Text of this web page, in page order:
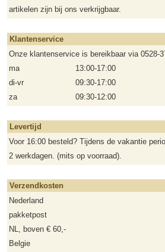
artikelen zijn bij ons verkrijgbaar.
Klantenservice
Onze klantenservice is bereikbaar via 0528-
ma
13:00-17:00
di-vr
09:30-17:00
za
09:30-12:00
Levertijd
Voor 16:00 besteld? Tijdens de vakantie
2 werkdagen. (mits op voorraad).
Verzendkosten
Nederland
pakketpost
NL, boven € 60,-
Belgie